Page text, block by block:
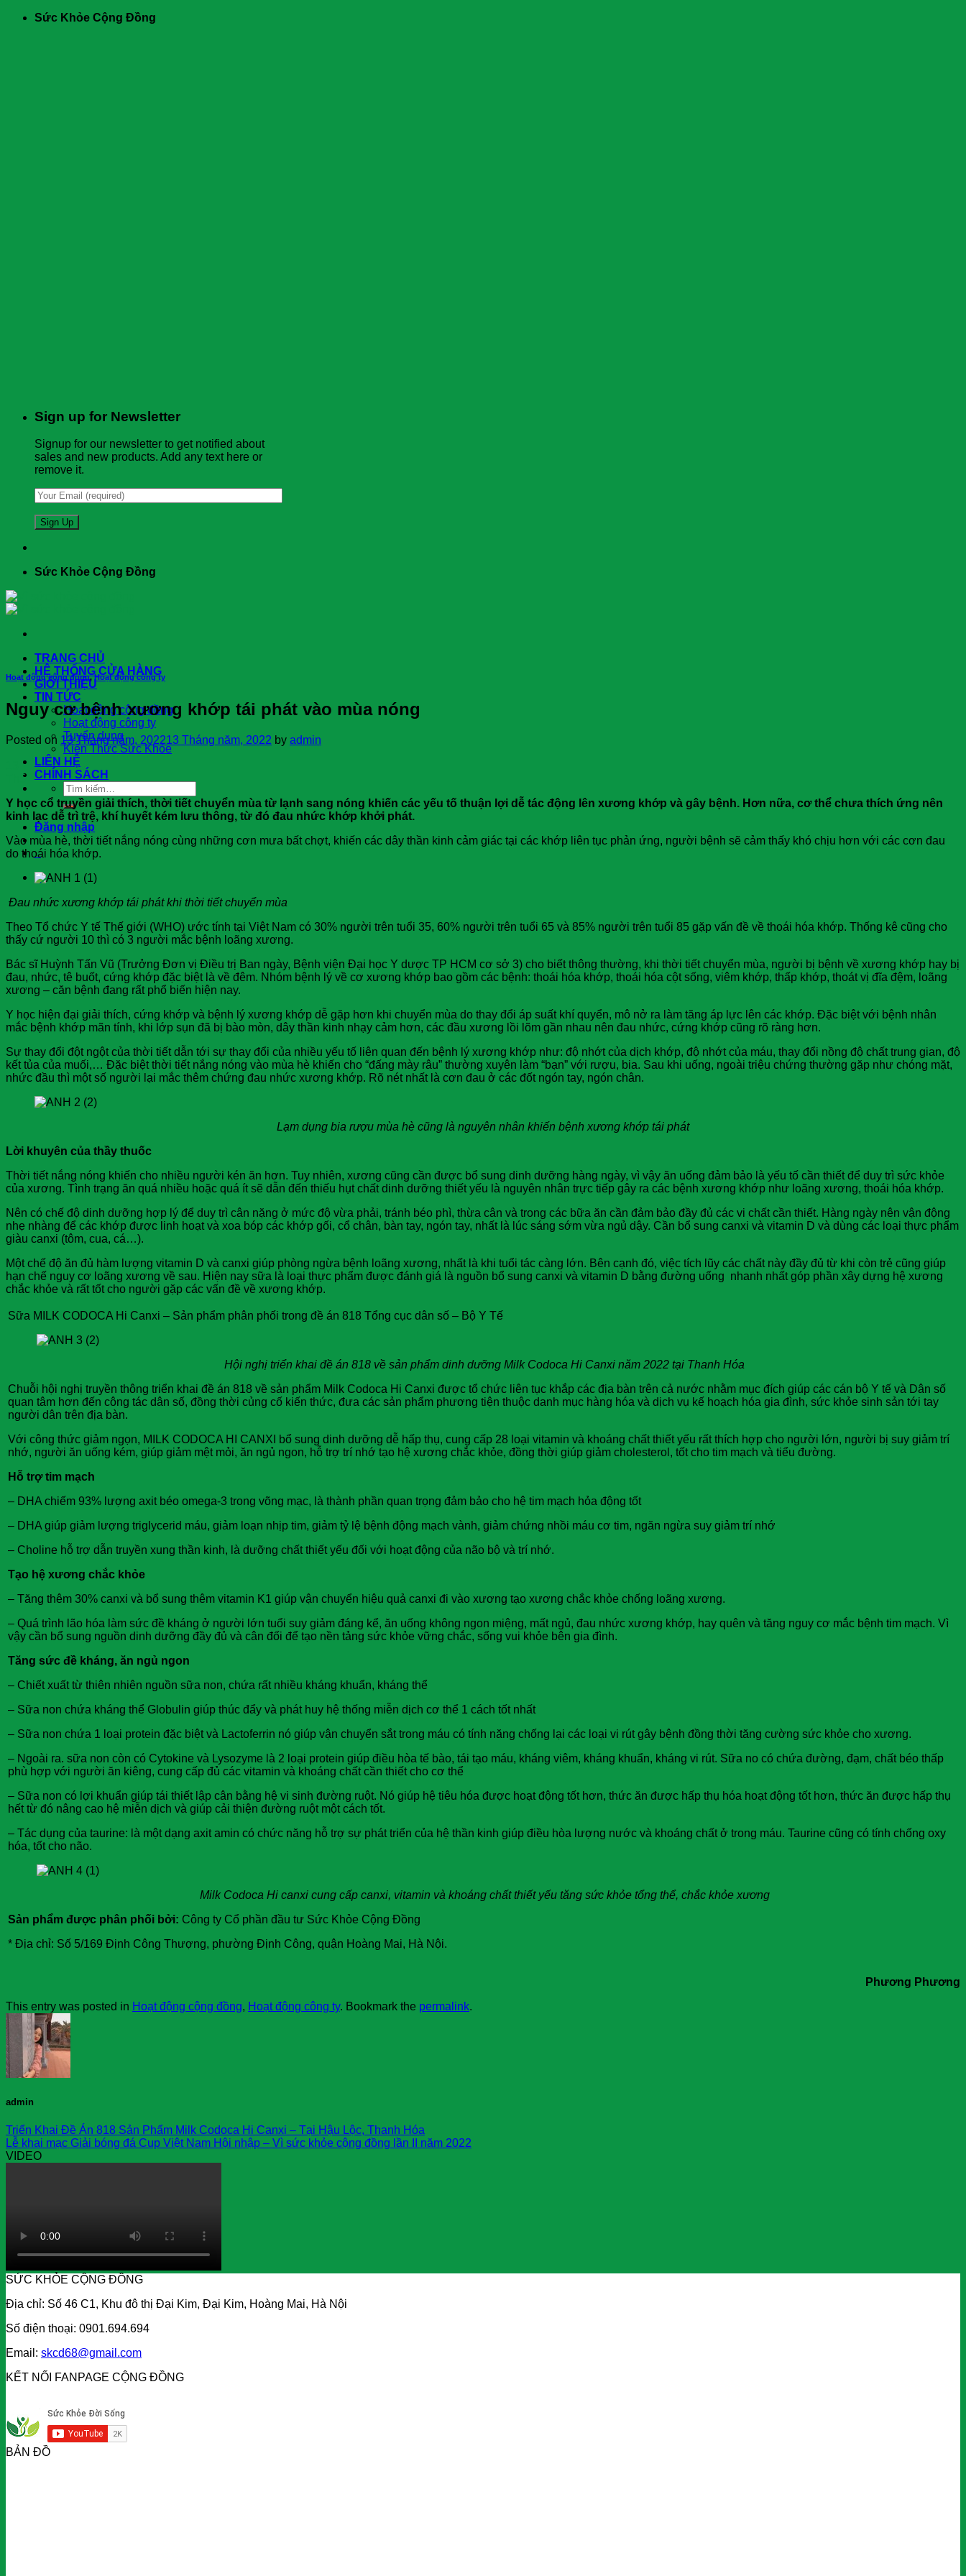
Skip
Sức Khỏe Cộng Đồng
Sign up for Newsletter
Signup for our newsletter to get notified about
sales and new products. Add any text here or
remove it.
Sức Khỏe Cộng Đồng
TRANG CHỦ
HỆ THỐNG CỬA HÀNG
GIỚI THIỆU
TIN TỨC
Hoạt động cộng đồng
Hoạt động công ty
Tuyển dụng
Kiến Thức Sức Khỏe
LIÊN HỆ
CHÍNH SÁCH
Tìm
kiếm:
Đăng nhập
0
0
Hoạt động cộng đồng,Hoạt động công ty
Nguy cơ bệnh xương khớp tái phát vào mùa nóng
Posted on 13 Tháng năm, 202213 Tháng năm, 2022 by admin
Th5
Y học cổ truyền giải thích, thời tiết chuyển mùa từ lạnh sang nóng khiến các yếu tố thuận lợi dễ tác động lên xương khớp và gây bệnh. Hơn nữa, cơ thể chưa thích ứng nên
kinh lạc dễ trì trệ, khí huyết kém lưu thông, từ đó đau nhức khớp khởi phát.
Vào mùa hè, thời tiết nắng nóng cùng những cơn mưa bất chợt, khiến các dây thần kinh cảm giác tại các khớp liên tục phản ứng, người bệnh sẽ cảm thấy khó chịu hơn với các cơn đau
do thoái hóa khớp.
Đau nhức xương khớp tái phát khi thời tiết chuyển mùa
Theo Tổ chức Y tế Thế giới (WHO) ước tính tại Việt Nam có 30% người trên tuổi 35, 60% người trên tuổi 65 và 85% người trên tuổi 85 gặp vấn đề về thoái hóa khớp. Thống kê cũng cho
thấy cứ người 10 thì có 3 người mắc bệnh loãng xương.
Bác sĩ Huỳnh Tấn Vũ (Trưởng Đơn vị Điều trị Ban ngày, Bệnh viện Đại học Y dược TP HCM cơ sở 3) cho biết thông thường, khi thời tiết chuyển mùa, người bị bệnh về xương khớp hay bị
đau, nhức, tê buốt, cứng khớp đặc biệt là về đêm. Nhóm bệnh lý về cơ xương khớp bao gồm các bệnh: thoái hóa khớp, thoái hóa cột sống, viêm khớp, thấp khớp, thoát vị đĩa đệm, loãng
xương – căn bệnh đang rất phổ biến hiện nay.
Y học hiện đại giải thích, cứng khớp và bệnh lý xương khớp dễ gặp hơn khi chuyển mùa do thay đổi áp suất khí quyển, mô nở ra làm tăng áp lực lên các khớp. Đặc biệt với bệnh nhân
mắc bệnh khớp mãn tính, khi lớp sụn đã bị bào mòn, dây thần kinh nhạy cảm hơn, các đầu xương lồi lõm gần nhau nên đau nhức, cứng khớp cũng rõ ràng hơn.
Sự thay đổi đột ngột của thời tiết dẫn tới sự thay đổi của nhiều yếu tố liên quan đến bệnh lý xương khớp như: độ nhớt của dịch khớp, độ nhớt của máu, thay đổi nồng độ chất trung gian, độ
kết tủa của muối,… Đặc biệt thời tiết nắng nóng vào mùa hè khiến cho “đấng mày râu” thường xuyên làm “bạn” với rượu, bia. Sau khi uống, ngoài triệu chứng thường gặp như chóng mặt,
nhức đầu thì một số người lại mắc thêm chứng đau nhức xương khớp. Rõ nét nhất là cơn đau ở các đốt ngón tay, ngón chân.
Lạm dụng bia rượu mùa hè cũng là nguyên nhân khiến bệnh xương khớp tái phát
Lời khuyên của thầy thuốc
Thời tiết nắng nóng khiến cho nhiều người kén ăn hơn. Tuy nhiên, xương cũng cần được bổ sung dinh dưỡng hàng ngày, vì vậy ăn uống đảm bảo là yếu tố cần thiết để duy trì sức khỏe
của xương. Tình trạng ăn quá nhiều hoặc quá ít sẽ dẫn đến thiếu hụt chất dinh dưỡng thiết yếu là nguyên nhân trực tiếp gây ra các bệnh xương khớp như loãng xương, thoái hóa khớp.
Nên có chế độ dinh dưỡng hợp lý để duy trì cân nặng ở mức độ vừa phải, tránh béo phì, thừa cân và trong các bữa ăn cần đảm bảo đầy đủ các vi chất cần thiết. Hàng ngày nên vận động
nhẹ nhàng để các khớp được linh hoạt và xoa bóp các khớp gối, cổ chân, bàn tay, ngón tay, nhất là lúc sáng sớm vừa ngủ dậy. Cần bổ sung canxi và vitamin D và dùng các loại thực phẩm
giàu canxi (tôm, cua, cá…).
Một chế độ ăn đủ hàm lượng vitamin D và canxi giúp phòng ngừa bệnh loãng xương, nhất là khi tuổi tác càng lớn. Bên cạnh đó, việc tích lũy các chất này đầy đủ từ khi còn trẻ cũng giúp
hạn chế nguy cơ loãng xương về sau. Hiện nay sữa là loại thực phẩm được đánh giá là nguồn bổ sung canxi và vitamin D bằng đường uống nhanh nhất góp phần xây dựng hệ xương
chắc khỏe và rất tốt cho người gặp các vấn đề về xương khớp.
Sữa MILK CODOCA Hi Canxi – Sản phẩm phân phối trong đề án 818 Tổng cục dân số – Bộ Y Tế
Hội nghị triển khai đề án 818 về sản phẩm dinh dưỡng Milk Codoca Hi Canxi năm 2022 tại Thanh Hóa
Chuỗi hội nghị truyền thông triển khai đề án 818 về sản phẩm Milk Codoca Hi Canxi được tổ chức liên tục khắp các địa bàn trên cả nước nhằm mục đích giúp các cán bộ Y tế và Dân số
quan tâm hơn đến công tác dân số, đồng thời củng cố kiến thức, đưa các sản phẩm phương tiện thuộc danh mục hàng hóa và dịch vụ kế hoạch hóa gia đình, sức khỏe sinh sản tới tay
người dân trên địa bàn.
Với công thức giảm ngọn, MILK CODOCA HI CANXI bổ sung dinh dưỡng dễ hấp thụ, cung cấp 28 loại vitamin và khoáng chất thiết yếu rất thích hợp cho người lớn, người bị suy giảm trí
nhớ, người ăn uống kém, giúp giảm mệt mỏi, ăn ngủ ngon, hỗ trợ trí nhớ tạo hệ xương chắc khỏe, đồng thời giúp giảm cholesterol, tốt cho tim mạch và tiểu đường.
Hỗ trợ tim mạch
– DHA chiếm 93% lượng axit béo omega-3 trong võng mạc, là thành phần quan trọng đảm bảo cho hệ tim mạch hỏa động tốt
– DHA giúp giảm lượng triglycerid máu, giảm loạn nhịp tim, giảm tỷ lệ bệnh động mạch vành, giảm chứng nhồi máu cơ tim, ngăn ngừa suy giảm trí nhớ
– Choline hỗ trợ dẫn truyền xung thần kinh, là dưỡng chất thiết yếu đối với hoạt động của não bộ và trí nhớ.
Tạo hệ xương chắc khỏe
– Tăng thêm 30% canxi và bổ sung thêm vitamin K1 giúp vận chuyển hiệu quả canxi đi vào xương tạo xương chắc khỏe chống loãng xương.
– Quá trình lão hóa làm sức đề kháng ở người lớn tuổi suy giảm đáng kể, ăn uống không ngon miệng, mất ngủ, đau nhức xương khớp, hay quên và tăng nguy cơ mắc bệnh tim mạch. Vì
vậy cần bổ sung nguồn dinh dưỡng đầy đủ và cân đối để tạo nền tảng sức khỏe vững chắc, sống vui khỏe bên gia đình.
Tăng sức đề kháng, ăn ngủ ngon
– Chiết xuất từ thiên nhiên nguồn sữa non, chứa rất nhiều kháng khuẩn, kháng thể
– Sữa non chứa kháng thể Globulin giúp thúc đẩy và phát huy hệ thống miễn dịch cơ thể 1 cách tốt nhất
– Sữa non chứa 1 loại protein đặc biệt và Lactoferrin nó giúp vận chuyển sắt trong máu có tính năng chống lại các loại vi rút gây bệnh đồng thời tăng cường sức khỏe cho xương.
– Ngoài ra. sữa non còn có Cytokine và Lysozyme là 2 loại protein giúp điều hòa tế bào, tái tạo máu, kháng viêm, kháng khuẩn, kháng vi rút. Sữa no có chứa đường, đạm, chất béo thấp
phù hợp với người ăn kiêng, cung cấp đủ các vitamin và khoáng chất cần thiết cho cơ thể
– Sữa non có lợi khuẩn giúp tái thiết lập cân bằng hệ vi sinh đường ruột. Nó giúp hệ tiêu hóa được hoạt động tốt hơn, thức ăn được hấp thụ hóa hoạt động tốt hơn, thức ăn được hấp thụ
hết từ đó nâng cao hệ miễn dịch và giúp cải thiện đường ruột một cách tốt.
– Tác dụng của taurine: là một dạng axit amin có chức năng hỗ trợ sự phát triển của hệ thần kinh giúp điều hòa lượng nước và khoáng chất ở trong máu. Taurine cũng có tính chống oxy
hóa, tốt cho não.
Milk Codoca Hi canxi cung cấp canxi, vitamin và khoáng chất thiết yếu tăng sức khỏe tổng thể, chắc khỏe xương
Sản phẩm được phân phối bởi: Công ty Cổ phần đầu tư Sức Khỏe Cộng Đồng
* Địa chỉ: Số 5/169 Định Công Thượng, phường Định Công, quận Hoàng Mai, Hà Nội.
Phương Phương
This entry was posted in Hoạt động cộng đồng, Hoạt động công ty. Bookmark the permalink.
admin
Triển Khai Đề Án 818 Sản Phẩm Milk Codoca Hi Canxi – Tại Hậu Lộc, Thanh Hóa
Lễ khai mạc Giải bóng đá Cup Việt Nam Hội nhập – Vì sức khỏe cộng đồng lần II năm 2022
VIDEO
SỨC KHỎE CỘNG ĐỒNG
Địa chỉ: Số 46 C1, Khu đô thị Đại Kim, Đại Kim, Hoàng Mai, Hà Nội
Số điện thoại: 0901.694.694
Email: skcd68@gmail.com
KẾT NỐI FANPAGE CỘNG ĐỒNG
BẢN ĐỒ